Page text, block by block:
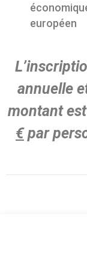
européen
annuelle
montant
€ par